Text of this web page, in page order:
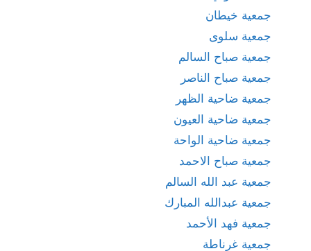
جمعية خيطان
جمعية سلوى
جمعية صباح السالم
جمعية صباح الناصر
جمعية ضاحية الظهر
جمعية ضاحية العيون
جمعية ضاحية الواحة
جمعية صباح الاحمد
جمعية عبد الله السالم
جمعية عبدالله المبارك
جمعية فهد الأحمد
جمعية غرناطة